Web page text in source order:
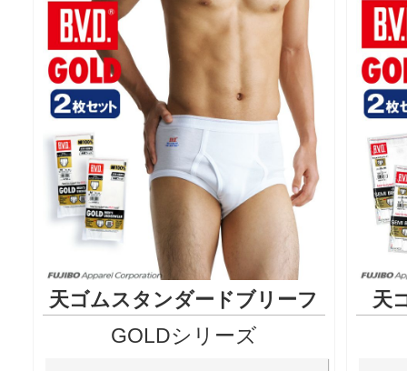
天ゴムスタンダードブリーフ
GOLDシリーズ
天